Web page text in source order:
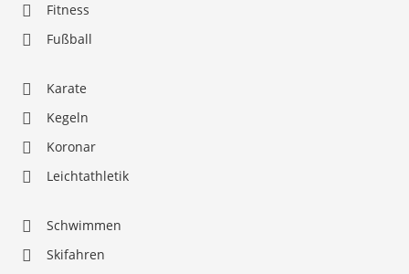
Fitness
Fußball
Karate
Kegeln
Koronar
Leichtathletik
Schwimmen
Skifahren